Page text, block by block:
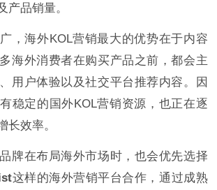
产品销量。
，海外KOL营销最大的优势在于内容
海外消费者在购买产品之前，都会主
用户体验以及社交平台推荐内容。因
稳定的国外KOL营销资源，也正在逐
长效率。
牌在布局海外市场时，也会优先选择
这样的海外营销平台合作，通过成熟